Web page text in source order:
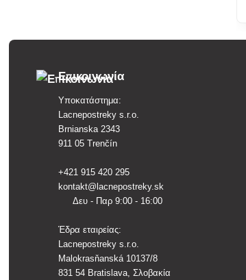
Επικοινωνία
Υποκατάστημα:
Lacnepostreky s.r.o.
Brnianska 2343
911 05 Trenčín
+421 915 420 295
kontakt@lacnepostreky.sk
Δευ - Παρ 9:00 - 16:00
Έδρα εταιρείας:
Lacnepostreky s.r.o.
Malokrasňanská 10137/8
831 54 Bratislava, Σλοβακία